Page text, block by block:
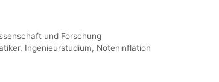
und Forschung
, Ingenieurstudium, Noteninflation